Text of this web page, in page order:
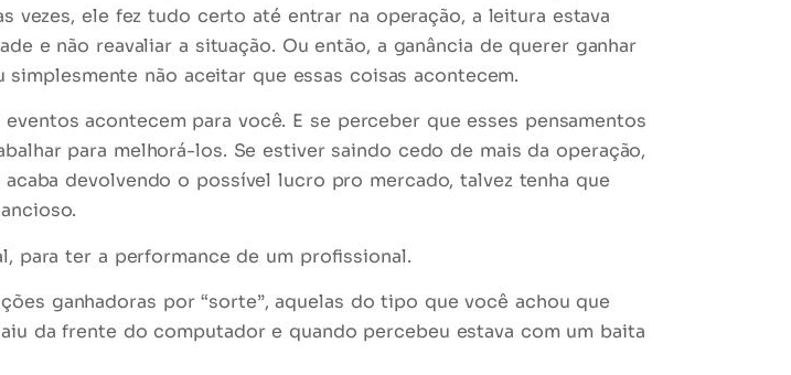
vezes, ele fez tudo certo até entrar na operação, a leitura estava
e não reavaliar a situação. Ou então, a ganância de querer ganhar
simplesmente não aceitar que essas coisas acontecem.
acontecem para você. E se perceber que esses pensamentos
para melhorá-los. Se estiver saindo cedo de mais da operação,
devolvendo o possível lucro pro mercado, talvez tenha que
para ter a performance de um profissional.
ganhadoras por“sorte”, aquelas do tipo que você achou que
da frente do computador e quando percebeu estava com um baita